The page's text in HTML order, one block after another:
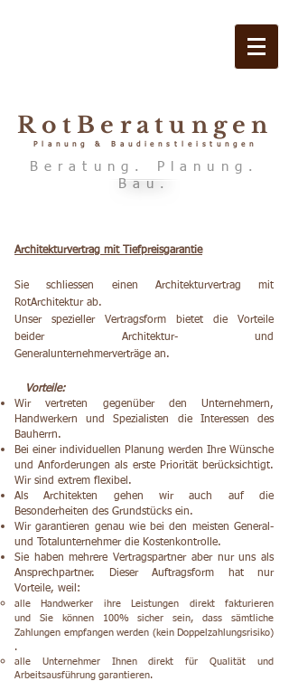
RotBeratungen
Planung & Baudienstleistungen
Beratung. Planung.
Bau.
Architekturvertrag mit Tiefpreisgarantie
Sie schliessen einen Architekturvertrag mit
RotArchitektur ab.
Unser spezieller Vertragsform bietet die Vorteile
beider Architektur- und
Generalunternehmerverträge an.
Vorteile:
Wir vertreten gegenüber den Unternehmern,
Handwerkern und Spezialisten die Interessen des
Bauherrn.
Bei einer individuellen Planung werden Ihre Wünsche
und Anforderungen als erste Priorität berücksichtigt.
Wir sind extrem flexibel.
Als Architekten gehen wir auch auf die
Besonderheiten des Grundstücks ein.
Wir garantieren genau wie bei den meisten General-
und Totalunternehmer die Kostenkontrolle.
Sie haben mehrere Vertragspartner aber nur uns als
Ansprechpartner. Dieser Auftragsform hat nur
Vorteile, weil:
alle Handwerker ihre Leistungen direkt fakturieren
und Sie können 100% sicher sein, dass sämtliche
Zahlungen empfangen werden (kein Doppelzahlungsrisiko)
.
alle Unternehmer Ihnen direkt für Qualität und
Arbeitsausführung garantieren.